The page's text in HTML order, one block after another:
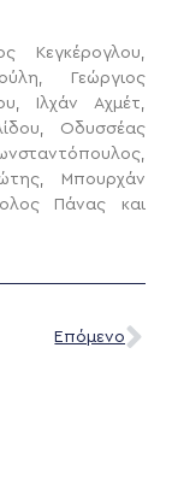
Κεγκέρογλου,
Γεώργιος
Ιλχάν Αχμέτ,
Οδυσσέας
Μπουρχάν
Πάνας και
Επόμενο